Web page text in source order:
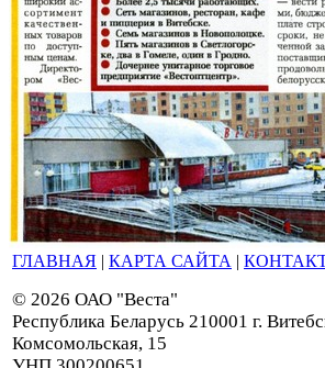
ГЛАВНАЯ | КАРТА САЙТА |
© 2026 ОАО "Веста"
Республика Беларусь 210001 г.
Комсомольская, 15